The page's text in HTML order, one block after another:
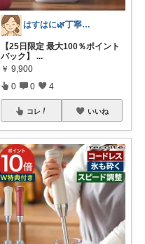
はすはに🌿丁寧な暮らし
【25日限定 最大100％ポイント
バック】
...
￥ 9,900
0 0 4
コレ いいね